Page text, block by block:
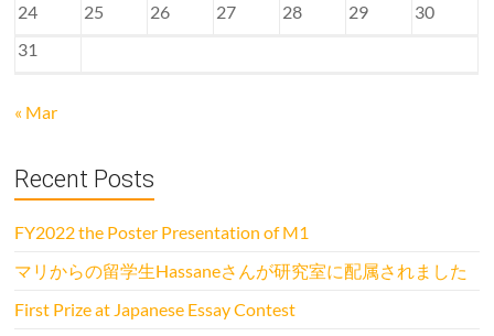
24
25 26 27 28 29
30
31
« Mar
Recent Posts
FY2022 the Poster Presentation of M1
マリからの留学生Hassaneさんが研究室に配属されました
First Prize at Japanese Essay Contest